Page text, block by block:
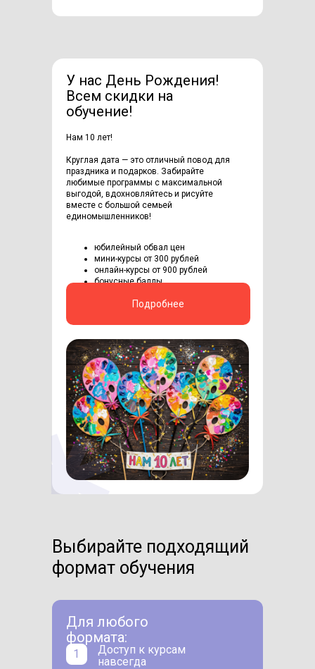
Нам 10 лет!
Круглая дата — это отличный повод для
праздника и подарков. Забирайте
любимые программы с максимальной
выгодой, вдохновляйтесь и рисуйте
вместе с большой семьей
единомышленников!
юбилейный обвал цен
мини-курсы от 300 рублей
онлайн-курсы от 900 рублей
бонусные баллы
Подробнее
У нас День Рождения!
Всем скидки на
обучение!
Выбирайте подходящий
формат обучения
Для любого
формата:
Доступ к курсам
навсегда
1